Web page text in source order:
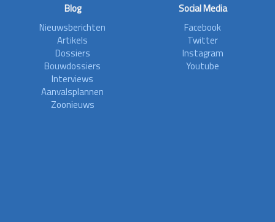
Blog
Nieuwsberichten
Artikels
Dossiers
Bouwdossiers
Interviews
Aanvalsplannen
Zoonieuws
Social Media
Facebook
Twitter
Instagram
Youtube